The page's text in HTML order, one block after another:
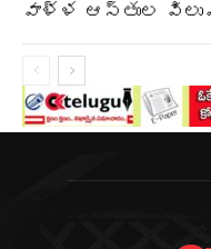
వాళ్ళ ఆస్తుల